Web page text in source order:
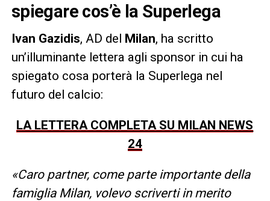
spiegare cos’è la Superlega
Ivan Gazidis, AD del Milan, ha scritto
un’illuminante lettera agli sponsor in cui ha
spiegato cosa porterà la Superlega nel
futuro del calcio:
LA LETTERA COMPLETA SU MILAN NEWS
24
«Caro partner, come parte importante della
famiglia Milan, volevo scriverti in merito